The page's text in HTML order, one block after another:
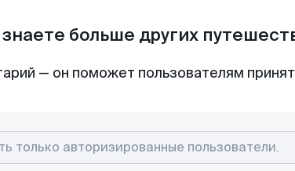
больше других
— он поможет пользователям